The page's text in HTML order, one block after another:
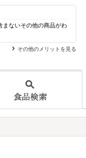
まないその他の商品がわ
その他のメリットを見る